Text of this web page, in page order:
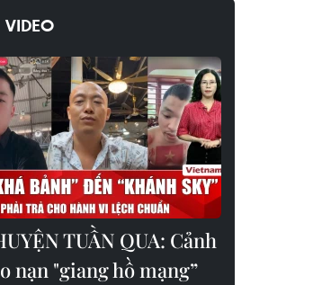
VIDEO
TUẦN QUA: Cảnh
nạn "giang hồ mạng”